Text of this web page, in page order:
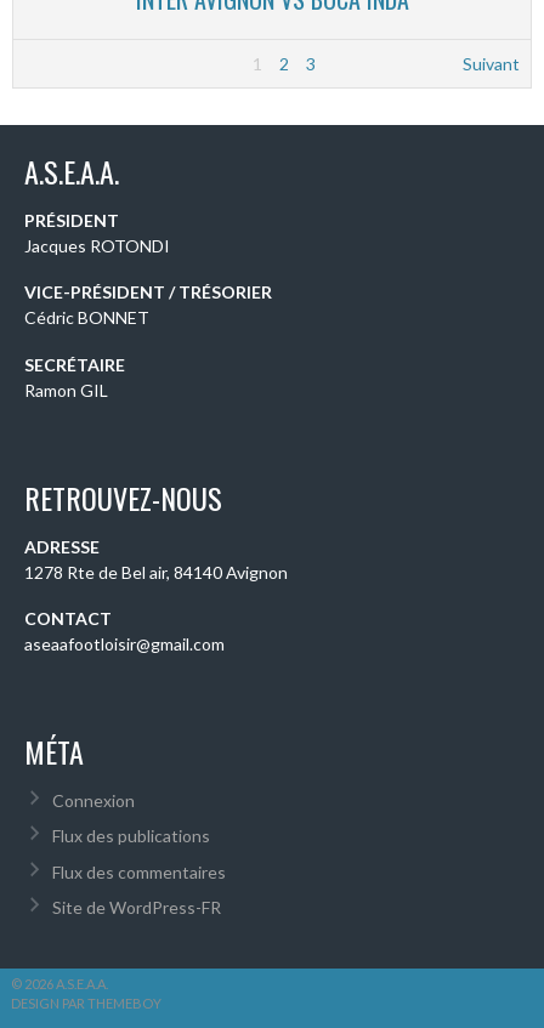
1 2 3 Suivant
A.S.E.A.A.
PRÉSIDENT
Jacques ROTONDI
VICE-PRÉSIDENT / TRÉSORIER
Cédric BONNET
SECRÉTAIRE
Ramon GIL
RETROUVEZ-NOUS
ADRESSE
1278 Rte de Bel air, 84140 Avignon
CONTACT
aseaafootloisir@gmail.com
MÉTA
Connexion
Flux des publications
Flux des commentaires
Site de WordPress-FR
© 2026 A.S.E.A.A.
DESIGN PAR THEMEBOY